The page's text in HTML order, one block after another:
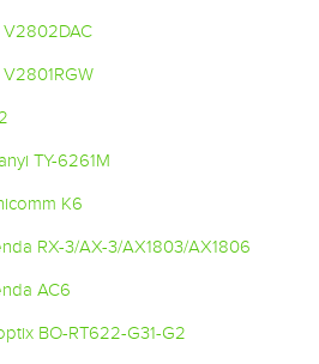
V2802DAC
TY-6261M
K6
RX-3/AX-3/AX1803/AX1806
AC6
BO-RT622-G31-G2